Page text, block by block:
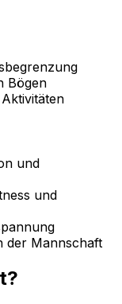
Bögen
und
und
der Mannschaft